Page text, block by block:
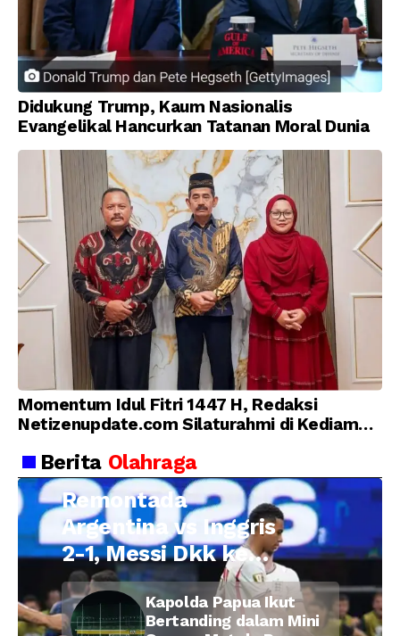
Didukung Trump, Kaum Nasionalis
Evangelikal Hancurkan Tatanan Moral Dunia
Momentum Idul Fitri 1447 H, Redaksi
Netizenupdate.com Silaturahmi di Kediaman
Berita Olahraga
Remontada
Argentina vs Inggris
2-1, Messi Dkk ke
Final Piala Dunia
2026
Kapolda Papua Ikut
Bertanding dalam Mini